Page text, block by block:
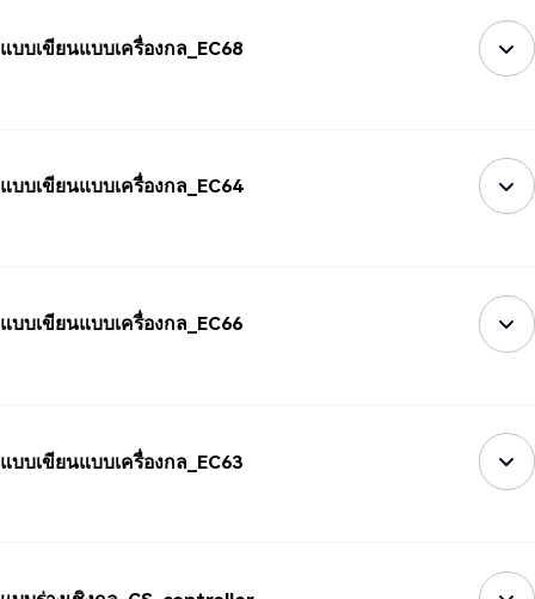
แบบเขียนแบบเครื่องกล_EC68
แบบเขียนแบบเครื่องกล_EC64
แบบเขียนแบบเครื่องกล_EC66
แบบเขียนแบบเครื่องกล_EC63